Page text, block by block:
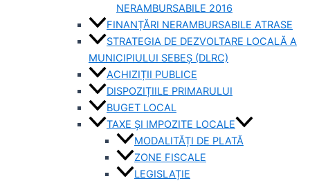
NERAMBURSABILE 2016
FINANȚĂRI NERAMBURSABILE ATRASE
STRATEGIA DE DEZVOLTARE LOCALĂ A
MUNICIPIULUI SEBEȘ (DLRC)
ACHIZIȚII PUBLICE
DISPOZIȚIILE PRIMARULUI
BUGET LOCAL
TAXE ȘI IMPOZITE LOCALE
MODALITĂȚI DE PLATĂ
ZONE FISCALE
LEGISLAȚIE